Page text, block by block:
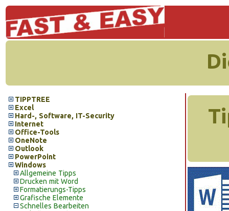
TIPPTREE
Excel
Hard-, Software, IT-Security
Internet
Office-Tools
OneNote
Outlook
PowerPoint
Windows
Allgemeine Tipps
Drucken mit Word
Formatierungs-Tipps
Grafische Elemente
Schnelles Bearbeiten